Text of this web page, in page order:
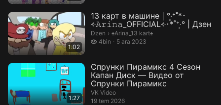
1:02
13 карт в машине | °‧͙⁺˚*･
༓𝙰𝚛𝚒𝚗𝚊_OFFICIAL༓･*˚⁺‧͙° | Дзен
Dzen › ♠️Arina_13 kart♠️.
♠️Arina_13 kart♠️
4bin
4 bin izleme5 ara 2023
1:27
Спрунки Пирамикс 4 Сезон
Капан Диск — Видео от
Спрунки Пирамикс
VK Video
19 tem 2026